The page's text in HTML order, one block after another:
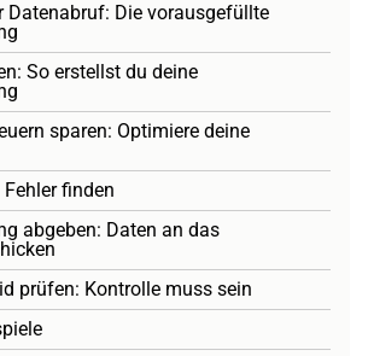
Datenabruf: Die vorausgefüllte
So erstellst du deine
sparen: Optimiere deine
finden
abgeben: Daten an das
prüfen: Kontrolle muss sein